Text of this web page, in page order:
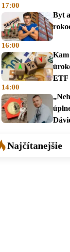
17:00
Byt
16:00
Kam
ETF
14:00
Najčítanejšie